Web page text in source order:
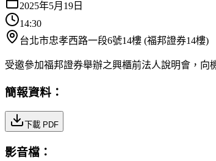
2025年5月19日
14:30
台北市忠孝西路一段6號14樓 (福邦證券14樓)
受邀參加福邦證券舉辦之興櫃前法人說明會，向
簡報資料：
下載 PDF
影音檔：